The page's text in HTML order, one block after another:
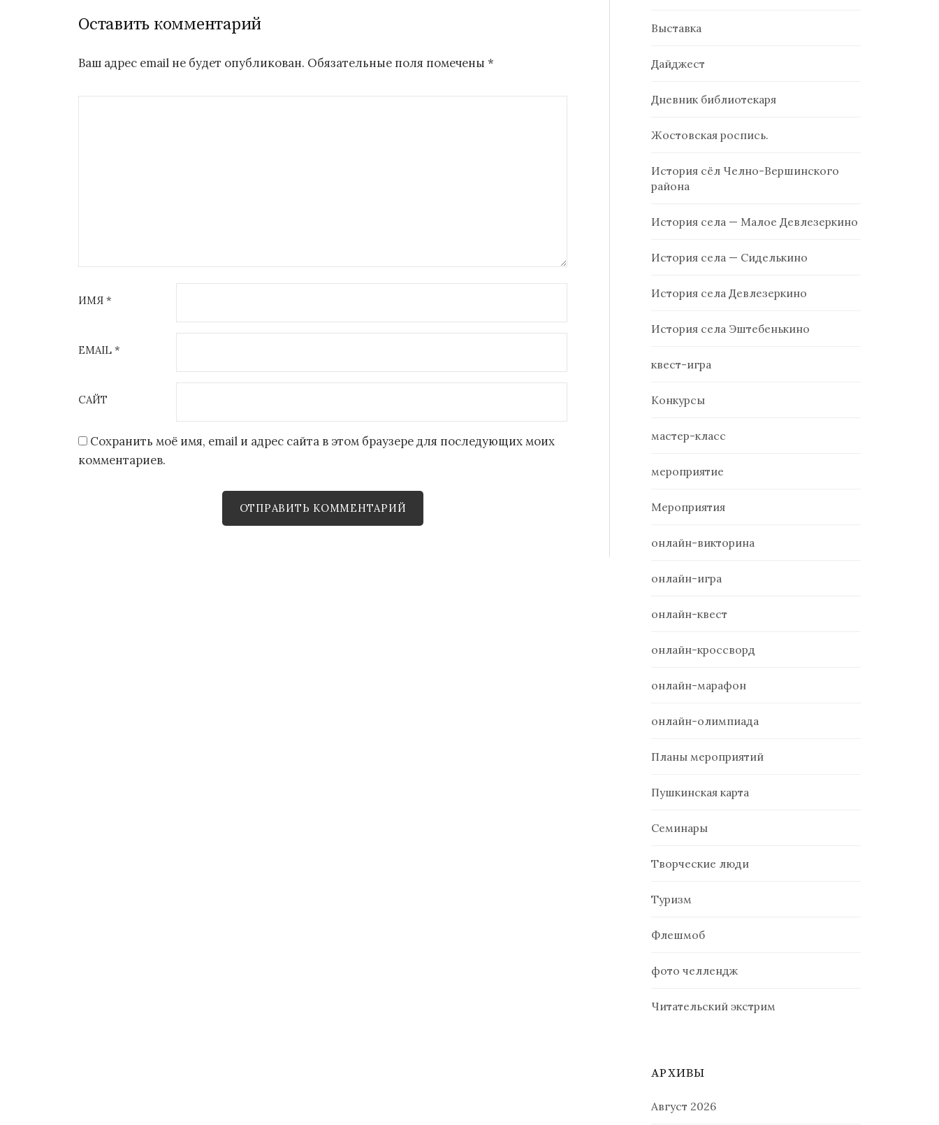
Оставить комментарий
Ваш адрес email не будет опубликован. Обязательные поля помечены *
ИМЯ *
EMAIL *
САЙТ
Сохранить моё имя, email и адрес сайта в этом браузере для последующих моих
комментариев.
Выставка
Дайджест
Дневник библиотекаря
Жостовская роспись.
История сёл Челно-Вершинского
района
История села — Малое Девлезеркино
История села — Сиделькино
История села Девлезеркино
История села Эштебенькино
квест-игра
Конкурсы
мастер-класс
мероприятие
Мероприятия
онлайн-викторина
онлайн-игра
онлайн-квест
онлайн-кроссворд
онлайн-марафон
онлайн-олимпиада
Планы мероприятий
Пушкинская карта
Семинары
Творческие люди
Туризм
Флешмоб
фото челлендж
Читательский экстрим
АРХИВЫ
Август 2026